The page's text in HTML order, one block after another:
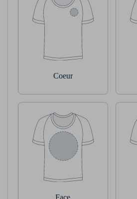
Coeur
Face